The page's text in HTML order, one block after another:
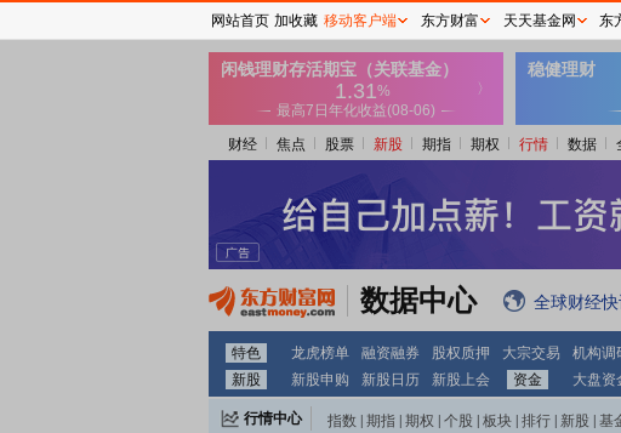
财经 焦点 股票 新股 期指 期权 行情 数据
数据中心 全球财经
特色 龙虎榜单 融资融券 股权质押 大宗交易 机构调
新股
新股申购 新股日历 新股上会 资金 大盘资
行情中心 指数 期指 期权 个股 板块 排行 新股 基
网站首页 加收藏 移动客户端 东方财富 天天基金网 东